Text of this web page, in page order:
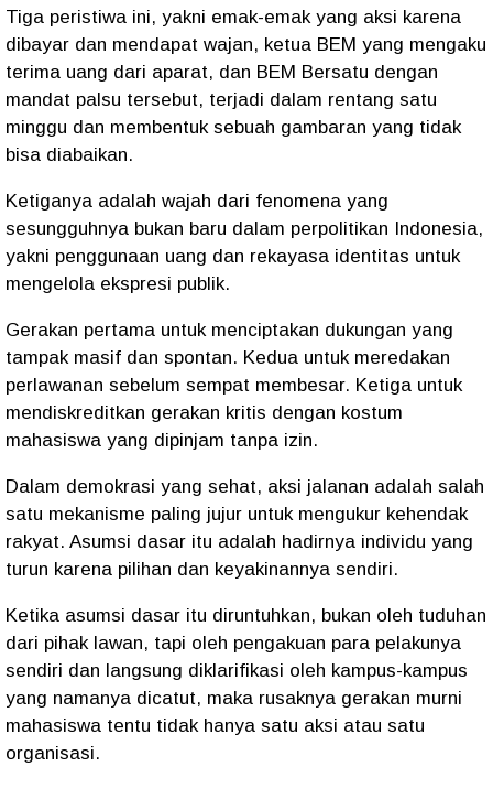
Tiga peristiwa ini, yakni emak-emak yang aksi karena
dibayar dan mendapat wajan, ketua BEM yang mengaku
terima uang dari aparat, dan BEM Bersatu dengan
mandat palsu tersebut, terjadi dalam rentang satu
minggu dan membentuk sebuah gambaran yang tidak
bisa diabaikan.
Ketiganya adalah wajah dari fenomena yang
sesungguhnya bukan baru dalam perpolitikan Indonesia,
yakni penggunaan uang dan rekayasa identitas untuk
mengelola ekspresi publik.
Gerakan pertama untuk menciptakan dukungan yang
tampak masif dan spontan. Kedua untuk meredakan
perlawanan sebelum sempat membesar. Ketiga untuk
mendiskreditkan gerakan kritis dengan kostum
mahasiswa yang dipinjam tanpa izin.
Dalam demokrasi yang sehat, aksi jalanan adalah salah
satu mekanisme paling jujur untuk mengukur kehendak
rakyat. Asumsi dasar itu adalah hadirnya individu yang
turun karena pilihan dan keyakinannya sendiri.
Ketika asumsi dasar itu diruntuhkan, bukan oleh tuduhan
dari pihak lawan, tapi oleh pengakuan para pelakunya
sendiri dan langsung diklarifikasi oleh kampus-kampus
yang namanya dicatut, maka rusaknya gerakan murni
mahasiswa tentu tidak hanya satu aksi atau satu
organisasi.